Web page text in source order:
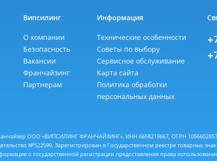
Випсилинг
О компании
Безопасность
Вакансии
Франчайзинг
Партнерам
Информация
Технические особенности
Советы по выбору
Сервисное обслуживание
Карта сайта
Политика обработки
персональных данных
ООО «ВИПСИЛИНГ ФРАНЧАЙЗИНГ», ИНН 6658219667, ОГРН
№522599. Зарегистрирован в Государственном реестре товарных
о государственной регистрации предоставления права